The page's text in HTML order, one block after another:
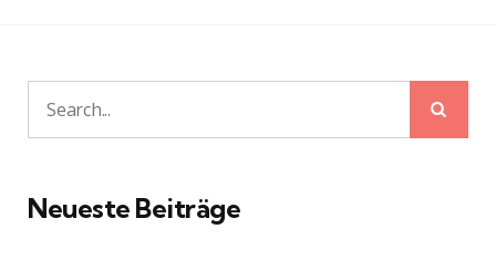
Search
for:
Neueste Beiträge